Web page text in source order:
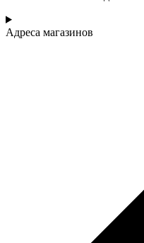
Адреса магазинов